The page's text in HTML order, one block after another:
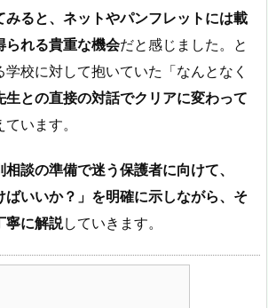
みると、ネットやパンフレットには載
られる貴重な機会だと感じました。と
学校に対して抱いていた「なんとなく
生との直接の対話でクリアに変わって
います。
相談の準備で迷う保護者に向けて、
ばいいか？」を明確に示しながら、そ
寧に解説していきます。